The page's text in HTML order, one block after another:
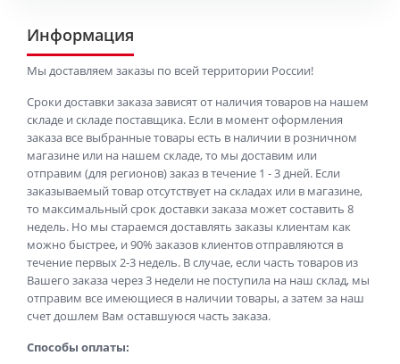
Информация
Мы доставляем заказы по всей территории России!
Сроки доставки заказа зависят от наличия товаров на нашем
складе и складе поставщика. Если в момент оформления
заказа все выбранные товары есть в наличии в розничном
магазине или на нашем складе, то мы доставим или
отправим (для регионов) заказ в течение 1 - 3 дней. Если
заказываемый товар отсутствует на складах или в магазине,
то максимальный срок доставки заказа может составить 8
недель. Но мы стараемся доставлять заказы клиентам как
можно быстрее, и 90% заказов клиентов отправляются в
течение первых 2-3 недель. В случае, если часть товаров из
Вашего заказа через 3 недели не поступила на наш склад, мы
отправим все имеющиеся в наличии товары, а затем за наш
счет дошлем Вам оставшуюся часть заказа.
Способы оплаты: